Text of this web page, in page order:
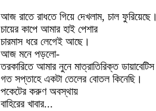
আজ রাতে রাধতে গিয়ে দেখলাম, চাল ফুরিয়েছে।
চায়ের কাপে আমার হাই পেশার
চারমাস ধরে লেগেই আছে।
আজ মনে পড়লো-
তরকারিতে আমার নুনে মাত্রাতিরিক্ত ডায়াবেটিস
গত সপ্তাহে একটা তেলের বোতল কিনেছি।
পকেটের করুণ অবস্থায়
বাহিরের খাবার...